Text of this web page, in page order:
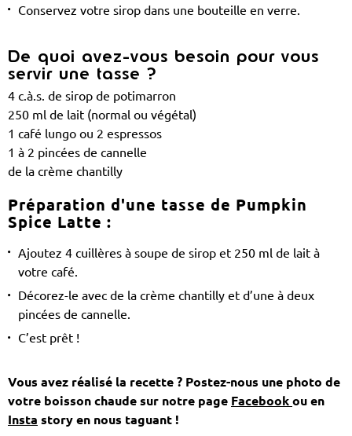
Conservez votre sirop dans une bouteille en verre.
De quoi avez-vous besoin pour vous
servir une tasse ?
4 c.à.s. de sirop de potimarron
250 ml de lait (normal ou végétal)
1 café lungo ou 2 espressos
1 à 2 pincées de cannelle
de la crème chantilly
Préparation d'une tasse de Pumpkin
Spice Latte :
Ajoutez 4 cuillères à soupe de sirop et 250 ml de lait à
votre café.
Décorez-le avec de la crème chantilly et d’une à deux
pincées de cannelle.
C’est prêt !
Vous avez réalisé la recette ? Postez-nous une photo de
votre boisson chaude sur notre page Facebook ou en
Insta story en nous taguant !